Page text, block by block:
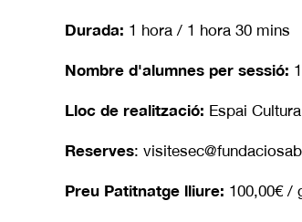
Durada: 1 hora / 1 hora 30 mins
Nombre d'alumnes per sessió:
Lloc de realització: Espai
Reserves:
Preu Patitnatge lliure: 100,00€ /